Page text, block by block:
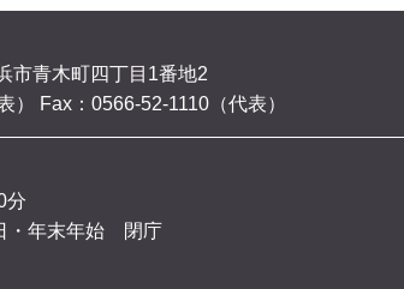
青木町四丁目1番地2
）
Fax：0566-52-1110（代表）
分
・年末年始 閉庁